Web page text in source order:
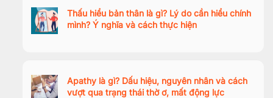
Thấu hiểu bản thân là gì? Lý do cần hiểu chính
mình? Ý nghĩa và cách thực hiện
Apathy là gì? Dấu hiệu, nguyên nhân và cách
vượt qua trạng thái thờ ơ, mất động lực